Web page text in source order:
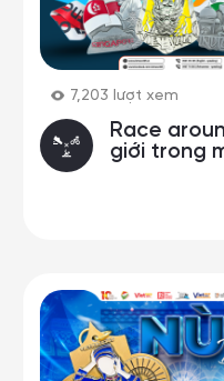
7,203 lượt xem
Race
giới trong